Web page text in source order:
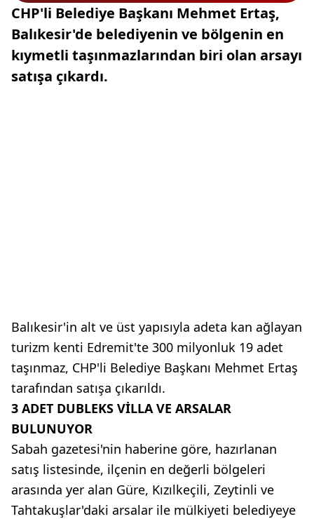
CHP'li Belediye Başkanı Mehmet Ertaş,
Balıkesir'de belediyenin ve bölgenin en
kıymetli taşınmazlarından biri olan arsayı
satışa çıkardı.
Balıkesir'in alt ve üst yapısıyla adeta kan ağlayan
turizm kenti Edremit'te 300 milyonluk 19 adet
taşınmaz, CHP'li Belediye Başkanı Mehmet Ertaş
tarafından satışa çıkarıldı.
3 ADET DUBLEKS VİLLA VE ARSALAR
BULUNUYOR
Sabah gazetesi'nin haberine göre, hazırlanan
satış listesinde, ilçenin en değerli bölgeleri
arasında yer alan Güre, Kızılkeçili, Zeytinli ve
Tahtakuşlar'daki arsalar ile mülkiyeti belediyeye